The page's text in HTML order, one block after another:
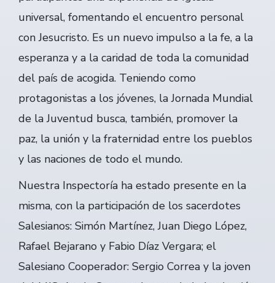
universal, fomentando el encuentro personal
con Jesucristo. Es un nuevo impulso a la fe, a la
esperanza y a la caridad de toda la comunidad
del país de acogida. Teniendo como
protagonistas a los jóvenes, la Jornada Mundial
de la Juventud busca, también, promover la
paz, la unión y la fraternidad entre los pueblos
y las naciones de todo el mundo.
Nuestra Inspectoría ha estado presente en la
misma, con la participación de los sacerdotes
Salesianos: Simón Martínez, Juan Diego López,
Rafael Bejarano y Fabio Díaz Vergara; el
Salesiano Cooperador: Sergio Correa y la joven